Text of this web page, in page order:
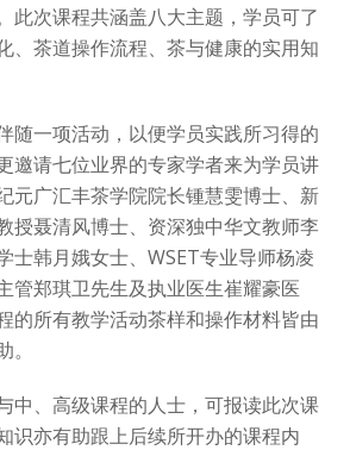
此次课程共涵盖八大主题，学员可了
、茶道操作流程、茶与健康的实用知
随一项活动，以便学员实践所习得的
邀请七位业界的专家学者来为学员讲
元广汇丰茶学院院长锺慧雯博士、新
授聂清风博士、资深独中华文教师李
士韩月娥女士、WSET专业导师杨凌
管郑琪卫先生及执业医生崔耀豪医
的所有教学活动茶样和操作材料皆由
中、高级课程的人士，可报读此次课
识亦有助跟上后续所开办的课程内